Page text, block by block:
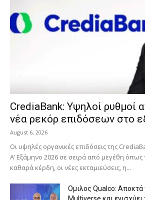
CrediaBank: Υψηλοί ρυθμοί
νέα ρεκόρ επιδόσεων στο
August 6, 2026
Οι υψηλές οργανικές επιδόσεις της
Α’ Εξάμηνο 2026 σε σειρά από μεγέθη
καθαρά κέρδη, οι νέες εκταμιεύσεις, η...
Ομιλος Qualco: Αποκτά